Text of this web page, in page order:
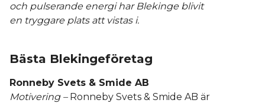
och pulserande energi har Blekinge blivit
en tryggare plats att vistas i.
Bästa Blekingeföretag
Ronneby Svets & Smide AB
Motivering –Ronneby Svets & Smide AB är